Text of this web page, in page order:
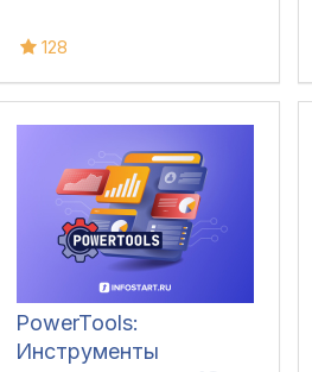
128
PowerTools:
Инструменты